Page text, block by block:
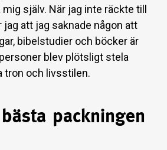
själv. När jag inte räckte till
att jag saknade någon att
bibelstudier och böcker är
blev plötsligt stela
tron och livsstilen.
packningen